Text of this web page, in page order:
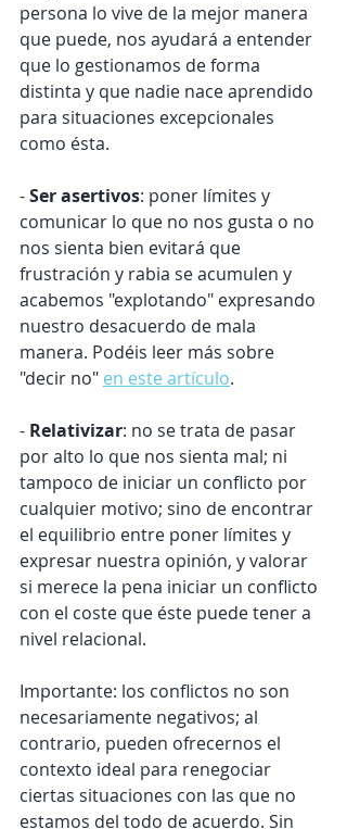
persona lo vive de la mejor manera
que puede, nos ayudará a entender
que lo gestionamos de forma
distinta y que nadie nace aprendido
para situaciones excepcionales
como ésta.
- Ser asertivos: poner límites y
comunicar lo que no nos gusta o no
nos sienta bien evitará que
frustración y rabia se acumulen y
acabemos "explotando" expresando
nuestro desacuerdo de mala
manera. Podéis leer más sobre
"decir no" en este artículo.
- Relativizar: no se trata de pasar
por alto lo que nos sienta mal; ni
tampoco de iniciar un conflicto por
cualquier motivo; sino de encontrar
el equilibrio entre poner límites y
expresar nuestra opinión, y valorar
si merece la pena iniciar un conflicto
con el coste que éste puede tener a
nivel relacional.
Importante: los conflictos no son
necesariamente negativos; al
contrario, pueden ofrecernos el
contexto ideal para renegociar
ciertas situaciones con las que no
estamos del todo de acuerdo. Sin